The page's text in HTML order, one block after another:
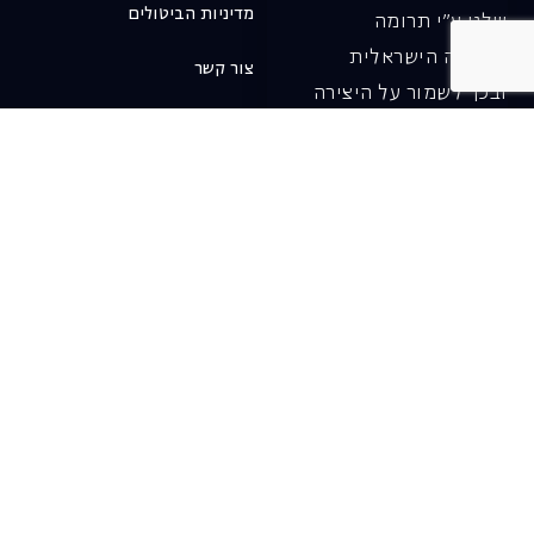
שלנו ע"י תרומה
לאופרה הישראלית
ובכך לשמור על היצירה
מדיניות הביטולים
צור קשר